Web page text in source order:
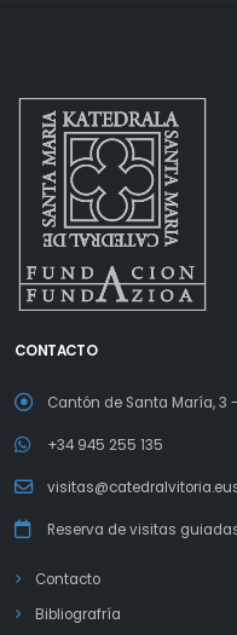
CONTACTO
Cantón de Santa María, 3
+34 945 255 135
Reserva de visitas
Contacto
Bibliografría